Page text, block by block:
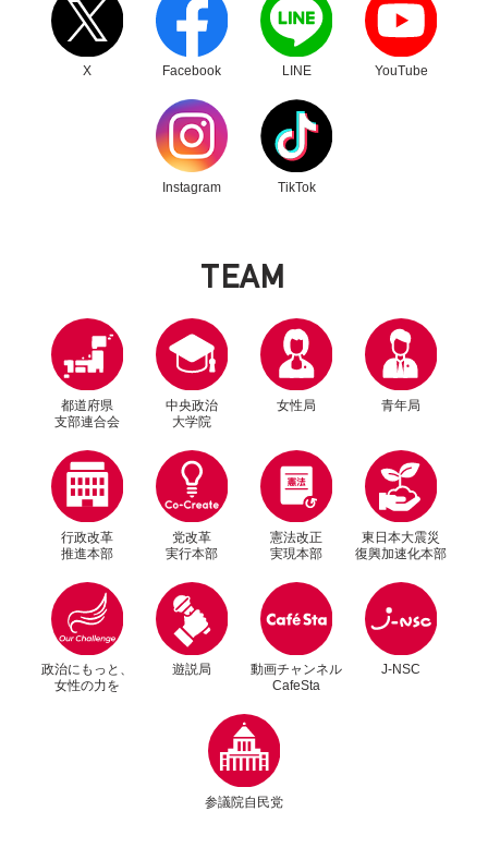
X Facebook LINE YouTube
Instagram
別ウィンドウリンク
TikTok
別ウィンドウリンク
TEAM
都道府県
支部連合会
中央政治
大学院
女性局 青年局
行政改革
推進本部
党改革
実行本部
憲法改正
実現本部
東日本大震災
復興加速化本部
政治にもっと、
女性の力を
別ウィンドウリンク
遊説局
別ウィンドウリンク
動画チャンネル
CafeSta
J-NSC
参議院自民党
別ウィンドウリンク